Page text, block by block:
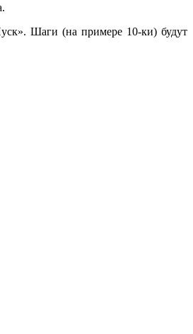
Шаги (на примере 10-ки) будут